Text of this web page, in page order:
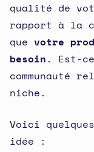
qualité de
rapport à la
que votre
besoin. Est-
communauté
niche.
Voici
idée :